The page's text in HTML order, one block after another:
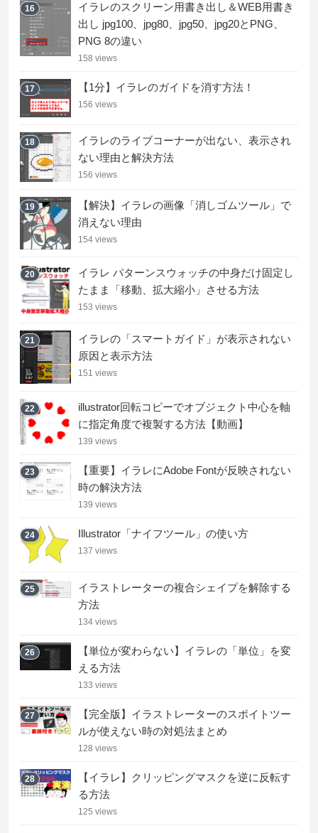
16
イラレのスクリーン用書き出し＆WEB用書き
出し jpg100、jpg80、jpg50、jpg20とPNG、
PNG 8の違い
158 views
17 【1分】イラレのガイドを消す方法！
156 views
18
イラレのライブコーナーが出ない、表示され
ない理由と解決方法
156 views
19
【解決】イラレの画像「消しゴムツール」で
消えない理由
154 views
20
イラレ パターンスウォッチの中身だけ固定し
たまま「移動、拡大縮小」させる方法
153 views
21
イラレの「スマートガイド」が表示されない
原因と表示方法
151 views
22
illustrator回転コピーでオブジェクト中心を軸
に指定角度で複製する方法【動画】
139 views
23
【重要】イラレにAdobe Fontが反映されない
時の解決方法
139 views
24 Illustrator「ナイフツール」の使い方
137 views
25
イラストレーターの複合シェイプを解除する
方法
134 views
26
【単位が変わらない】イラレの「単位」を変
える方法
133 views
27
【完全版】イラストレーターのスポイトツー
ルが使えない時の対処法まとめ
128 views
28
【イラレ】クリッピングマスクを逆に反転す
る方法
125 views